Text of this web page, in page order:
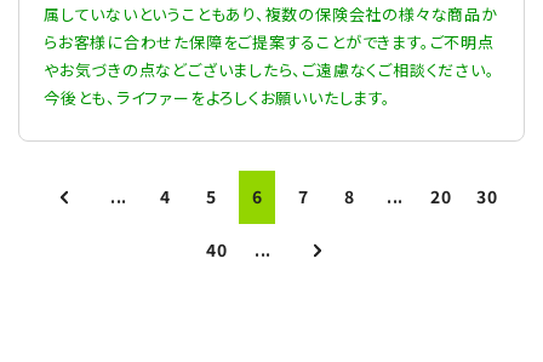
属していないということもあり、複数の保険会社の様々な商品か
らお客様に合わせた保障をご提案することができます。ご不明点
やお気づきの点などございましたら、ご遠慮なくご相談ください。
今後とも、ライファーをよろしくお願いいたします。
... 4 5 6 7 8 ... 20 30
40 ...